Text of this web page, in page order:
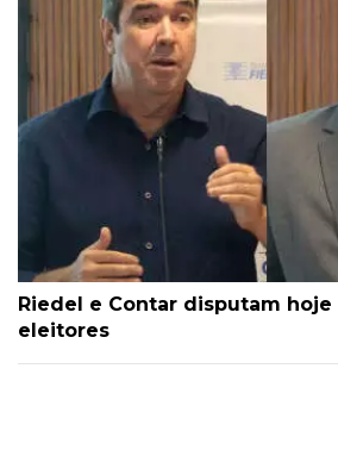
Riedel e Contar disputam hoje
eleitores